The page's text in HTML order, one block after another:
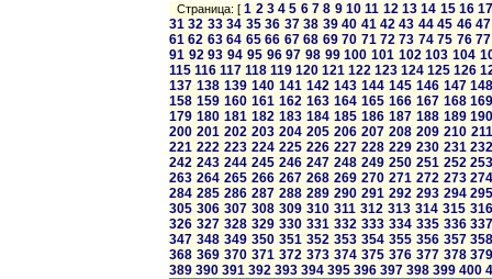
Страница: [1 2 3 4 5 6 7 8 9 10 11 12 13 14 15 16
31 32 33 34 35 36 37 38 39 40 41 42 43 44 45 46 47
61 62 63 64 65 66 67 68 69 70 71 72 73 74 75 76 77
91 92 93 94 95 96 97 98 99 100 101 102 103 104
115 116 117 118 119 120 121 122 123 124 125 126
137 138 139 140 141 142 143 144 145 146 147
158 159 160 161 162 163 164 165 166 167 168
179 180 181 182 183 184 185 186 187 188 189
200 201 202 203 204 205 206 207 208 209 210 211
221 222 223 224 225 226 227 228 229 230 231
242 243 244 245 246 247 248 249 250 251 252
263 264 265 266 267 268 269 270 271 272 273
284 285 286 287 288 289 290 291 292 293 294
305 306 307 308 309 310 311 312 313 314 315 316
326 327 328 329 330 331 332 333 334 335 336
347 348 349 350 351 352 353 354 355 356 357
368 369 370 371 372 373 374 375 376 377 378
389 390 391 392 393 394 395 396 397 398 399 400